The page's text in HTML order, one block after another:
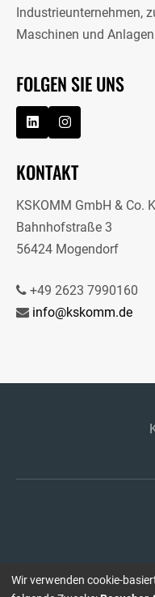
Industrieunternehmen,
Maschinen und
FOLGEN SIE UNS
KONTAKT
KSKOMM GmbH & Co.
Bahnhofstraße 3
56424 Mogendorf
+49 2623 7990160
info@kskomm.de
Wir verwenden cookie-